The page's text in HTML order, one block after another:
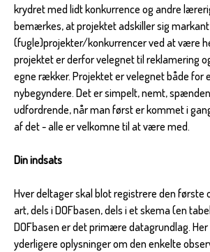
krydret med lidt konkurrence og andre
bemærkes, at projektet adskiller sig
(fugle)projekter/konkurrencer ved at være
projektet er derfor velegnet til reklamering
egne rækker. Projektet er velegnet både for
nybegyndere. Det er simpelt, nemt,
udfordrende, når man først er kommet i
af det - alle er velkomne til at være med.
Din indsats
Hver deltager skal blot registrere den første
art, dels i DOFbasen, dels i et skema (en
DOFbasen er det primære datagrundlag.
yderligere oplysninger om den enkelte